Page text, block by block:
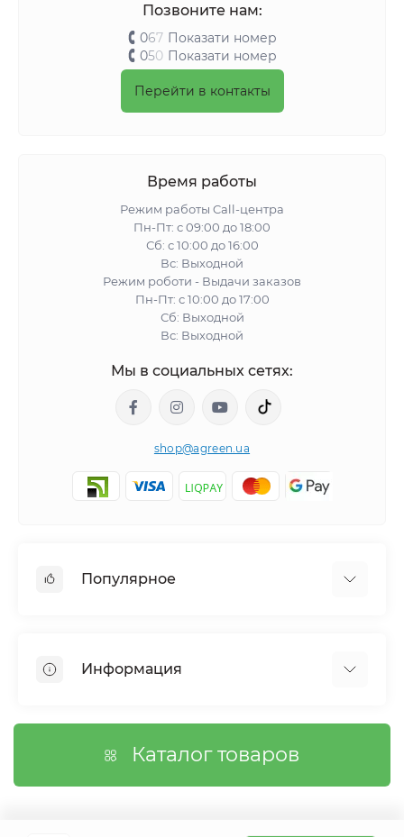
Позвоните нам:
067 Показати номер
050 Показати номер
Перейти в контакты
Время работы
Режим работы Call-центра
Пн-Пт: с 09:00 до 18:00
Сб: с 10:00 до 16:00
Вс: Выходной
Режим роботи - Выдачи заказов
Пн-Пт: с 10:00 до 17:00
Сб: Выходной
Вс: Выходной
Мы в социальных сетях:
shop@agreen.ua
Популярное
Сетка шпалерная
Сетка затеняющая
Информация
Каталог товаров